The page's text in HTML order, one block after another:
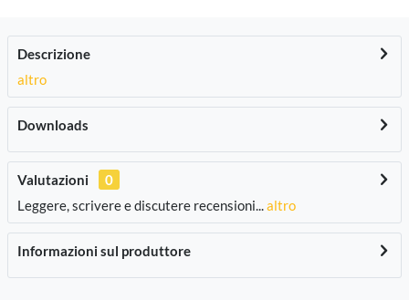
Descrizione
altro
Downloads
Valutazioni
0
Leggere, scrivere e discutere recensioni...altro
Informazioni sul produttore